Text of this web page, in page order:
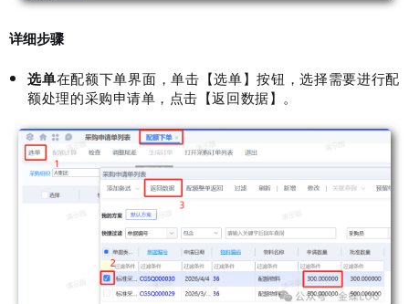
详细步骤
选单在配额下单界面，单击【选单】按钮，选择需要进行配
额处理的采购申请单，点击【返回数据】。